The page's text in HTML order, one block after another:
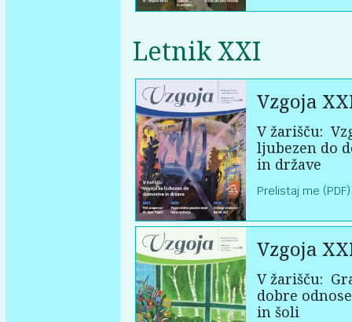
Letnik XXI
Vzgoja
V žarišču:
ljubezen do
in države
Prelistaj me (PDF)
Vzgoja
V žarišču:
dobre
in šoli